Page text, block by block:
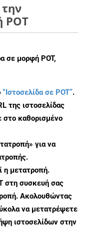
POT
σε μορφή POT,
“Ιστοσελίδα σε POT”.
της ιστοσελίδας
στο καθορισμένο
για να
η μετατροπή.
στη συσκευή σας
Ακολουθώντας
να μετατρέψετε
ιστοσελίδων στην